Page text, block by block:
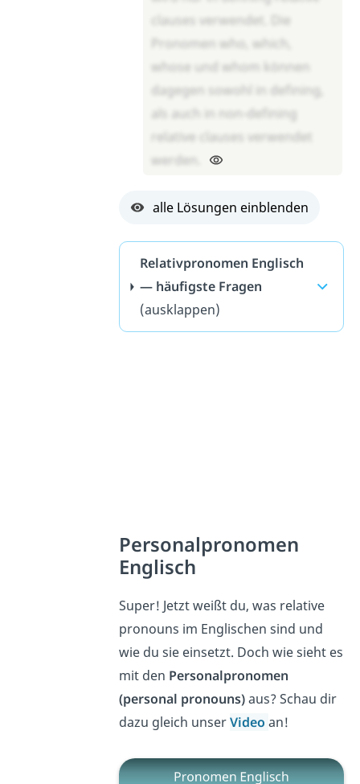
clauses verwendet. Die
Pronomen who, which,
whose und whom können
dagegen sowohl in defining,
als auch in non-defining
relative clauses verwendet
werden.
alle Lösungen einblenden
Relativpronomen Englisch
— häufigste Fragen
(ausklappen)
Personalpronomen
Englisch
Super! Jetzt weißt du, was relative
pronouns im Englischen sind und
wie du sie einsetzt. Doch wie sieht es
mit den Personalpronomen
(personal pronouns)aus? Schau dir
dazu gleich unserVideo an!